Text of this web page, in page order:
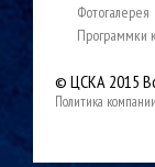
Фотогалерея
Программки
© ЦСКА 2015
Политика